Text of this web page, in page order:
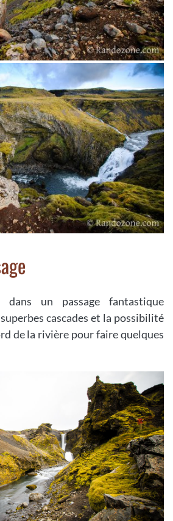
un passage fantastique
cascades et la possibilité
de la rivière pour faire quelques